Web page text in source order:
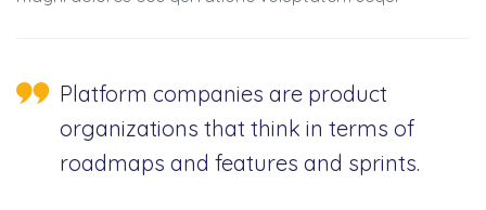
Platform companies are product
organizations that think in terms of
roadmaps and features and sprints.